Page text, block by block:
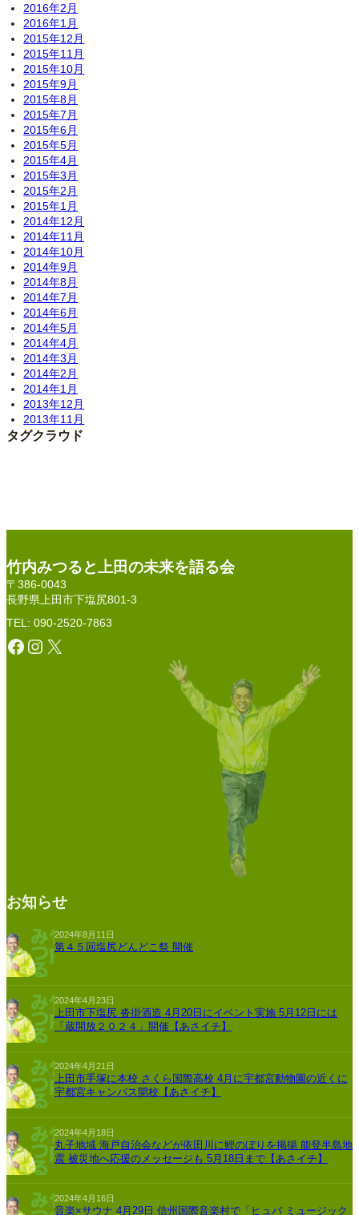
2016年2月
2016年1月
2015年12月
2015年11月
2015年10月
2015年9月
2015年8月
2015年7月
2015年6月
2015年5月
2015年4月
2015年3月
2015年2月
2015年1月
2014年12月
2014年11月
2014年10月
2014年9月
2014年8月
2014年7月
2014年6月
2014年5月
2014年4月
2014年3月
2014年2月
2014年1月
2013年12月
2013年11月
タグクラウド
竹内みつると上田の未来を語る会
〒386-0043
長野県上田市下塩尻801-3
TEL: 090-2520-7863
Facebook Instagram X
お知らせ
2024年8月11日
第４５回塩尻どんどこ祭 開催
2024年4月23日
上田市下塩尻 沓掛酒造 4月20日にイベント実施 5月12日には
「蔵開放２０２４」開催【あさイチ】
2024年4月21日
上田市手塚に本校 さくら国際高校 4月に宇都宮動物園の近くに
宇都宮キャンパス開校【あさイチ】
2024年4月18日
丸子地域 海戸自治会などが依田川に鯉のぼりを掲揚 能登半島地
震 被災地へ応援のメッセージも 5月18日まで【あさイチ】
2024年4月16日
音楽×サウナ 4月29日 信州国際音楽村で「ヒュバ ミュージック